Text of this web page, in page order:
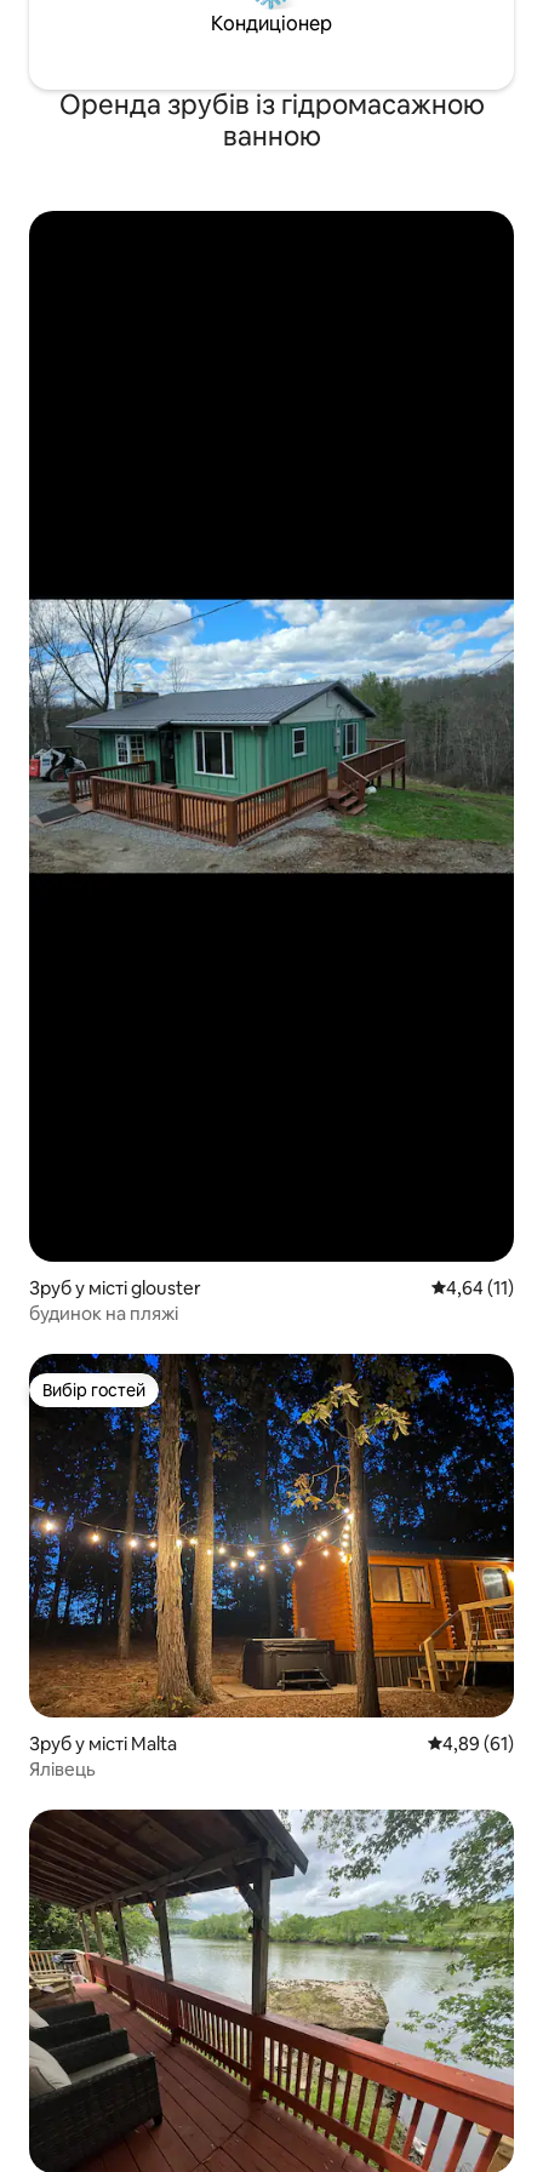
Кондиціонер
Оренда зрубів із гідромасажною
ванною
Зруб у місті glouster Середня
4,64 (11)
будинок на пляжі
Вибір гостей
Вибір гостей
Зруб у місті Malta Середня
4,89 (61)
Ялівець